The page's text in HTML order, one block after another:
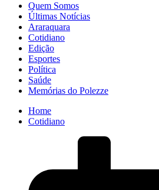
Quem Somos
Últimas Notícias
Araraquara
Cotidiano
Edição
Esportes
Política
Saúde
Memórias do Polezze
Home
Cotidiano